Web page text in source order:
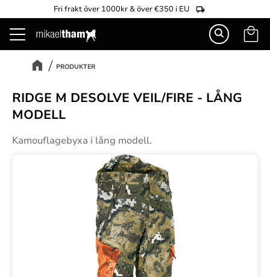
Meny
Fri frakt över 1000kr & över €350 i EU
PRODUKTER
RIDGE M DESOLVE VEIL/FIRE - LÅNG
MODELL
Kamouflagebyxa i lång modell.